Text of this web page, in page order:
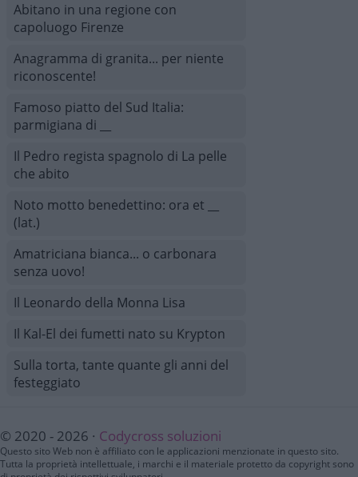
Abitano in una regione con
capoluogo Firenze
Anagramma di granita... per niente
riconoscente!
Famoso piatto del Sud Italia:
parmigiana di __
Il Pedro regista spagnolo di La pelle
che abito
Noto motto benedettino: ora et __
(lat.)
Amatriciana bianca... o carbonara
senza uovo!
Il Leonardo della Monna Lisa
Il Kal-El dei fumetti nato su Krypton
Sulla torta, tante quante gli anni del
festeggiato
© 2020 - 2026 · Codycross soluzioni
Questo sito Web non è affiliato con le applicazioni menzionate in questo sito.
Tutta la proprietà intellettuale, i marchi e il materiale protetto da copyright sono